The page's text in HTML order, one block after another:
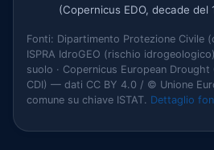
(Copernicus EDO, decade del
Fonti: Dipartimento Protezione Civile
ISPRA IdroGEO (rischio
suolo · Copernicus European
CDI) — dati CC BY 4.0 / © Unione
comune su chiave ISTAT. Dettaglio